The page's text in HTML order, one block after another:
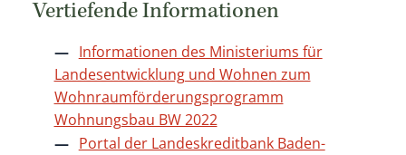
Vertiefende Informationen
Informationen des Ministeriums für
Landesentwicklung und Wohnen zum
Wohnraumförderungsprogramm
Wohnungsbau BW 2022
Portal der Landeskreditbank Baden-